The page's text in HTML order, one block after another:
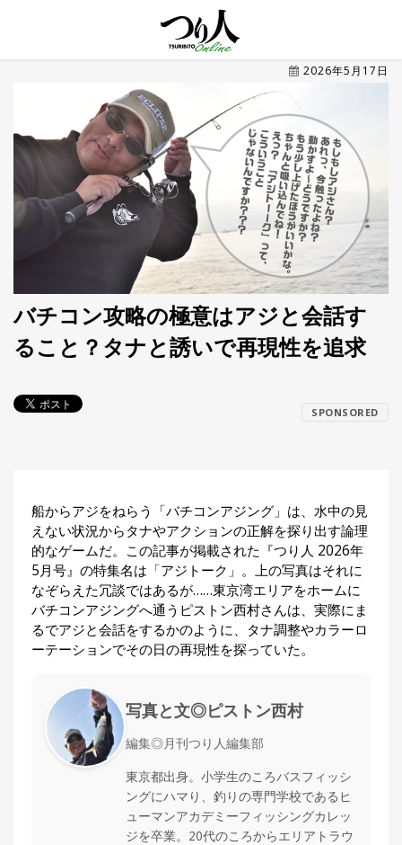
2026年5月17日
バチコン攻略の極意はアジと会話す
ること？タナと誘いで再現性を追求
SPONSORED
船からアジをねらう「バチコンアジング」は、水中の見
えない状況からタナやアクションの正解を探り出す論理
的なゲームだ。この記事が掲載された『つり人 2026年
5月号』の特集名は「アジトーク」。上の写真はそれに
なぞらえた冗談ではあるが……東京湾エリアをホームに
バチコンアジングへ通うピストン西村さんは、実際にま
るでアジと会話をするかのように、タナ調整やカラーロ
ーテーションでその日の再現性を探っていた。
写真と文◎ピストン西村
編集◎月刊つり人編集部
東京都出身。小学生のころバスフィッシ
ングにハマり、釣りの専門学校であるヒ
ューマンアカデミーフィッシングカレッ
ジを卒業。20代のころからエリアトラウ
新
事
ラ
ン
グ
HOT
釣具
的
か
ら
探
す
›
全
国
お
め
り